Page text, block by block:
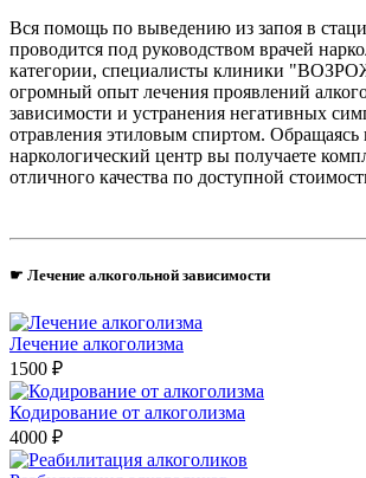
Вся помощь по выведению из запоя в
проводится под руководством врачей
категории, специалисты клиники
огромный опыт лечения проявлений
зависимости и устранения негативных
отравления этиловым спиртом.
наркологический центр вы получаете
отличного качества по доступной
☛ Лечение алкогольной зависимости
Лечение алкоголизма
1500 ₽
Кодирование от алкоголизма
4000 ₽